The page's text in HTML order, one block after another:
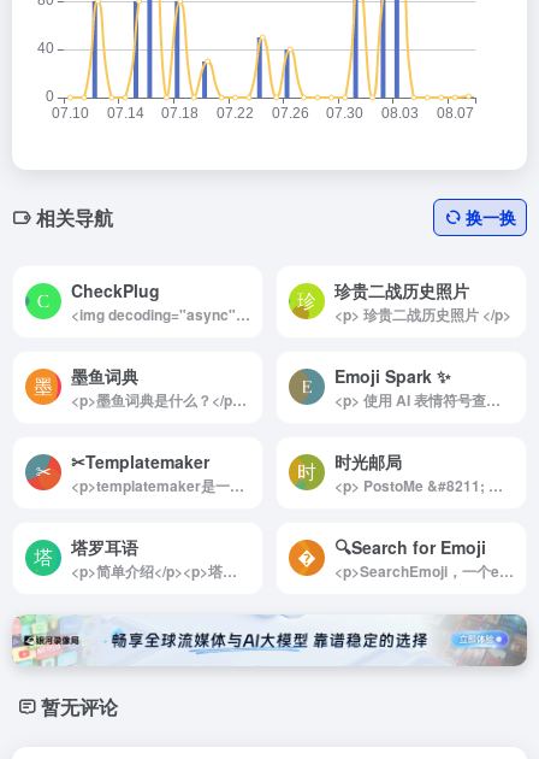
相关导航 换一换
CheckPlug
<img decoding="async" data-src="//www.40000.net/wp-content/uploads/2024/12/20241215075551-675e8b87ec805.webp" src="https://www.40000.net/wp-content/themes/onenav/images/t.png" alt="CheckPlug"><p>CheckPlug 是旅行者的理想助手，能够帮助用户轻松找到适合他们的插头和适配器。无论是出国旅行还是出差，这个网站都能快速提供有关各国插头类型和规格的信息，确保您在旅行期间不再为插头不匹配而烦恼。此外，网站还提供直接购买适配器的链接，极大地方便了用户的出行准备，让旅行更加顺畅无忧。</p><p>详细介绍：</p><p>CheckPlug 是一个专门为旅行者设计的在线工具，旨在帮助用户快速找到合适的插头和适配器，确保他们在前往不同国家时能够顺利使用电子设备。无论您是计划去欧洲、亚洲还是其他地区，这个网站都能为您提供必要的信息。</p><p>使用 CheckPlug 非常简单，用户只需选择出发国家和目的国家，然后点击“Check Plugs”按钮，系统会迅速显示两个国家的插座规格参数。这些信息包括插头类型、电压和频率等，帮助您更好地了解目标国的电力系统。此外，CheckPlug 还提供了便捷的购买链接，用户可以直接通过亚马逊等平台购买所需的插头适配器，免去额外搜索的烦恼。</p><p>这一网站的全球适用性使其成为旅行者必备的工具之一，尤其适合频繁出行的商务人士和热爱旅行的朋友们。通过 CheckPlug，您不仅可以轻松获取插头信息，还能确保自己的电子设备在旅途中随时可用，避免因电源问题造成的不便。总之，CheckPlug 是每位计划出行的用户值得信赖的资源，为您的旅行增添便利与舒适。</p>
珍贵二战历史照片
<p> 珍贵二战历史照片 </p>
墨鱼词典
<p>墨鱼词典是什么？</p><p>墨鱼词典，网络流行梗百科词典，它是一个专注于网络流行文化的在线百科全书，旨在为广大热梗爱好者提供一个交流和分享的平台。这个词典汇集了丰富多样的流行梗、热门词汇、俚语以及其他网络用语，涵盖了当下最受欢迎的网络文化现象。随着网络语言的不断演变，墨鱼词典也在持续更新，确保用户能够获取最新的流行信息和趋势。</p><p>为什么要创建墨鱼词典？</p><p>在当今数字化时代，网络语言和流行文化迅速发展，新的梗层出不穷，许多人在日常交流中常常会遇到不熟悉的词汇和表达。墨鱼词典的诞生正是为了填补这一空白，帮助用户更好地理解和使用这些流行语。通过这个平台，用户不仅可以查找和学习各种流行梗，还可以参与到社区讨论中，与其他热爱网络文化的人分享自己的见解和创意。</p><p>墨鱼词典的设计旨在提供一个友好和互动的环境，鼓励用户贡献自己的知识和经验。无论是对网络文化感兴趣的年轻人，还是希望了解最新流行趋势的各个年龄段的用户，都能在这里找到乐趣和启发。通过不断的更新和社区互动，墨鱼词典希望成为网络流行文化的权威参考，推动这一文化现象的传播与发展。</p><img decoding="async" data-src="//www.40000.net/wp-content/uploads/2024/12/20241215075501-675e8b5567202.webp" src="https://www.40000.net/wp-content/themes/onenav/images/t.png" alt="墨鱼词典">
Emoji Spark ✨
<p> 使用 AI 表情符号查找器快速搜索、复制和粘贴表情符号！立即为任何消息找到完美的表情符号。发现表情符号的含义并增强你的消息。 </p>
✂Templatemaker ︎
<p>templatemaker是一个提供在线免费纸盒模型下载和制作方法的网站，旨在帮助用户轻松制作各种纸盒。该平台的纸盒种类繁多，涵盖了从简单的礼品盒到复杂的包装设计，满足不同需求的用户。制作这些纸盒所需的原材料非常简单，仅需剪刀、硬纸板和胶水，便可以开始创作。</p><p>在templatemaker上，用户可以免费创建和下载自定义尺寸的纸艺和包装模板。网站提供了多种模板类型，适用于纸工艺、包装、包装设计、学习材料以及装饰等多个领域。无论是想要为特别的场合制作独特的礼物包装，还是需要设计学习材料的教师，templatemaker都能提供丰富的资源和灵感。此外，用户无需注册即可直接使用和下载模板，极大地方便了用户的体验。</p><p>推荐使用templatemaker的理由在于，它不仅提供了丰富的纸盒设计选择，还鼓励用户发挥创意，制作个性化的纸艺作品。无论是家庭手工爱好者、学生还是教师，都能在这个平台上找到适合自己的项目。通过简单的操作和易于理解的制作方法，用户可以在家中享受DIY的乐趣，创造出独特的纸盒作品。</p><p>总之，templatemaker是一个理想的在线资源，适合所有对纸艺和包装设计感兴趣的人。无论是初学者还是经验丰富的手工艺者，都能在这里找到灵感和实用的工具，轻松实现自己的创意。</p><img decoding="async" data-src="//www.40000.net/wp-content/uploads/2024/12/20241215075505-675e8b59b286c.webp" src="https://www.40000.net/wp-content/themes/onenav/images/t.png" alt="✂Templatemaker ︎">
时光邮局
<p> PostoMe &#8211; 时光邮局 | 创造独特的未来信件体验，让您的话语穿越时空，给未来的自己或亲爱的人带去温暖和惊喜。记录生活，链接过去与未来。 </p>
塔罗耳语
<p>简单介绍</p><p>塔罗耳语是一个免费的在线AI塔罗牌占卜平台，利用人工智能技术提供精准的爱情、事业、学业等运势解读。用户可以从多个风格各异的塔罗师中挑选解答者，使得每次占卜都更具个性化。</p><img decoding="async" data-src="//www.40000.net/wp-content/uploads/2024/12/20241215075620-675e8ba439b49.webp" src="https://www.40000.net/wp-content/themes/onenav/images/t.png" alt="塔罗耳语"><p>详细介绍</p><p>塔罗耳语致力于为用户提供专业而独特的AI塔罗牌解读体验，突破了传统的塔罗牌占卜形式，结合AI技术让占卜更便捷和精准。不同于其他AI塔罗平台，塔罗耳语允许用户根据个人偏好选择塔罗师，体验不同风格的解读。平台会根据用户的问题智能推荐最佳的牌阵布局，以确保解读的针对性和有效性。借助先进的人工智能技术，塔罗耳语将神秘的塔罗牌文化带入数字世界，为人们提供独特的生命疑问解答和深刻的心灵洞察。</p>
🔍Search for Emoji
<p>SearchEmoji，一个emoji搜索引擎，它支持30个语言的Emoji搜索，一词搜索，一键复制！</p><p>选中想要使用的emoji，点击即可弹出该emoji图片信息，你可以点击图标下载的“复杂”按钮，直接复制使用它！</p>
暂无评论